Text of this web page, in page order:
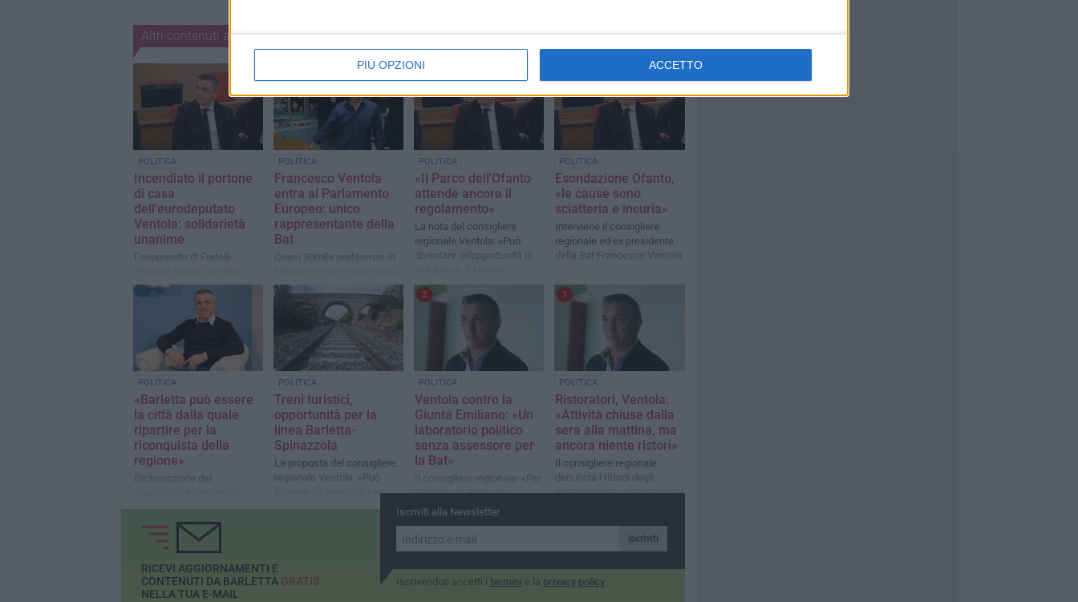
PIÙ OPZIONI ACCETTO
Altri contenuti a tema
POLITICA
Incendiato il portone
di casa
dell'eurodeputato
Ventola: solidarietà
unanime
L'esponente di Fratelli
erano presenti nella loro
casa a Canosa e sono
POLITICA
Francesco Ventola
entra al Parlamento
Europeo: unico
rappresentante della
Bat
Quasi 90mila preferenze in
Meridionale
POLITICA
«Il Parco dell'Ofanto
attende ancora il
regolamento»
La nota del consigliere
regionale Ventola: «Può
diventare un’opportunità di
POLITICA
Esondazione Ofanto,
«le cause sono
sciatteria e incuria»
Interviene il consigliere
regionale ed ex presidente
della Bat Francesco Ventola
POLITICA
«Barletta può essere
la città dalla quale
ripartire per la
riconquista della
regione»
Dichiarazione del
BAT di Fratelli d’Italia,
Francesco Ventola
POLITICA
Treni turistici,
opportunità per la
linea Barletta-
Spinazzola
La proposta del consigliere
regionale Ventola: «Può
fungere da apripista per
dare nuova vita alla Gioia-
2
POLITICA
Ventola contro la
Giunta Emiliano: «Un
laboratorio politico
senza assessore per
la Bat»
Il consigliere regionale: «Per
Emiliano la Bat è una
provincia dove venire a
1
POLITICA
Ristoratori, Ventola:
«Attività chiuse dalla
sera alla mattina, ma
ancora niente ristori»
Il consigliere regionale
denuncia i ritardi degli
indennizzi per i ristoratori dei
Iscriviti alla Newsletter
Iscriviti
Iscrivendoti accetti i termini e la privacy policy
RICEVI AGGIORNAMENTI E
CONTENUTI DA BARLETTA GRATIS
NELLA TUA E-MAIL